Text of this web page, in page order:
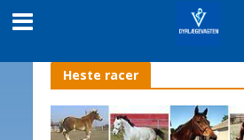
Heste racer